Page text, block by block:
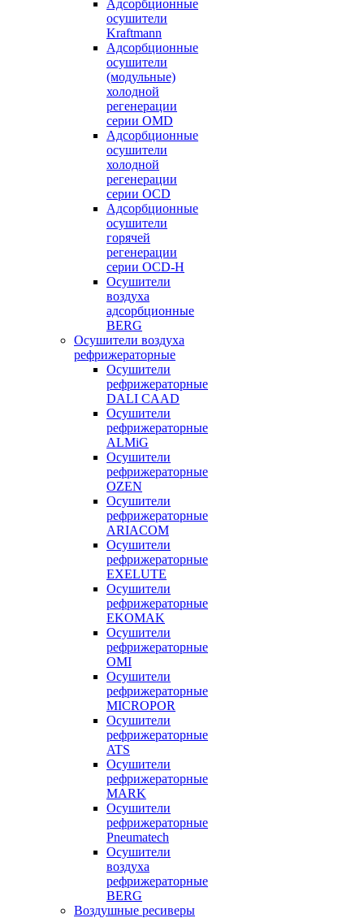
Адсорбционные
осушители
Kraftmann
Адсорбционные
осушители
(модульные)
холодной
регенерации
серии OMD
Адсорбционные
осушители
холодной
регенерации
серии OCD
Адсорбционные
осушители
горячей
регенерации
серии OСD-H
Осушители
воздуха
адсорбционные
BERG
Осушители воздуха
рефрижераторные
Осушители
рефрижераторные
DALI CAAD
Осушители
рефрижераторные
ALMiG
Осушители
рефрижераторные
OZEN
Осушители
рефрижераторные
ARIACOM
Осушители
рефрижераторные
EXELUTE
Осушители
рефрижераторные
EKOMAK
Осушители
рефрижераторные
OMI
Осушители
рефрижераторные
MICROPOR
Осушители
рефрижераторные
ATS
Осушители
рефрижераторные
MARK
Осушители
рефрижераторные
Pneumatech
Осушители
воздуха
рефрижераторные
BERG
Воздушные ресиверы